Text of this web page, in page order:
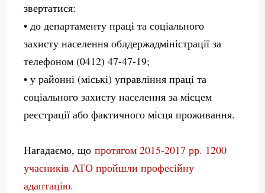
звертатися:
• до департаменту праці та соціального
захисту населення облдержадміністрації за
телефоном (0412) 47-47-19;
• у районні (міські) управління праці та
соціального захисту населення за місцем
реєстрації або фактичного місця проживання.
Нагадаємо, що протягом 2015-2017 рр. 1200
учасників АТО пройшли професійну
адаптацію.